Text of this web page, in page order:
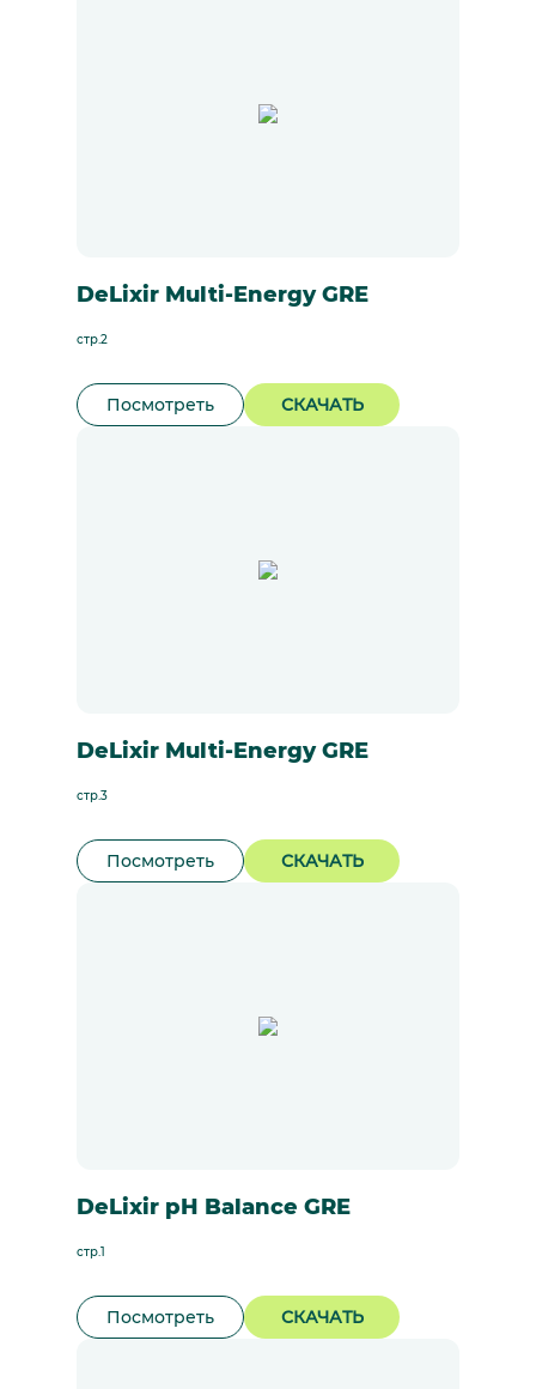
DeLixir Multi-Energy GRE
стр.2
Посмотреть СКАЧАТЬ
DeLixir Multi-Energy GRE
стр.3
Посмотреть СКАЧАТЬ
DeLixir pH Balance GRE
стр.1
Посмотреть СКАЧАТЬ